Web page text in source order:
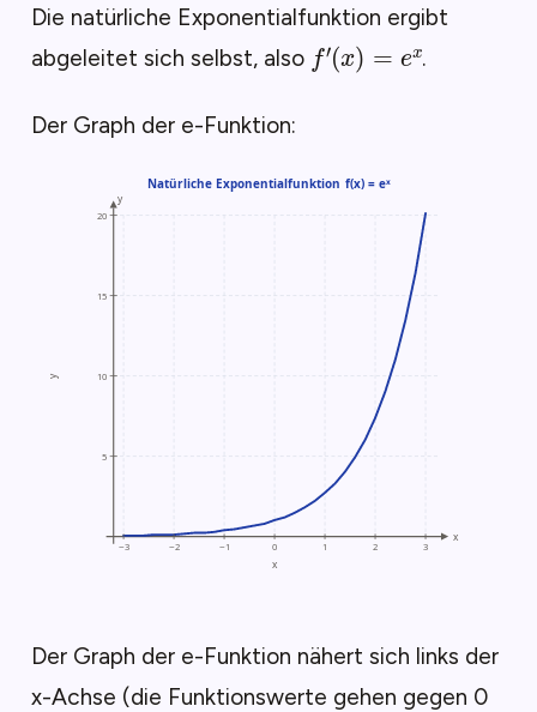
Die natürliche Exponentialfunktion ergibt
abgeleitet sich selbst, also
f′(x )=
.
Der Graph der e-Funktion:
Der Graph der e-Funktion nähert sich links der
x-Achse (die Funktionswerte gehen gegen 0